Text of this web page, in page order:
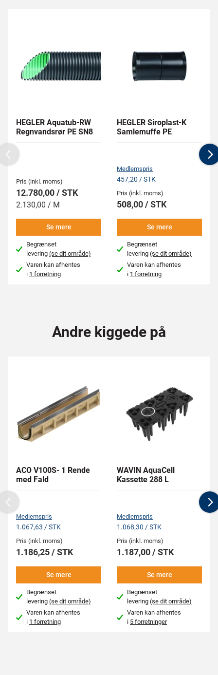
HEGLER Aquatub-RW
Regnvandsrør PE SN8
Pris (inkl. moms)
12.780,00 / STK
2.130,00 / M
Se mere
Begrænset
levering(se dit område)
Varen kan afhentes
i 1 forretning
HEGLER Siroplast-K
Samlemuffe PE
Medlemspris
457,20 / STK
Pris (inkl. moms)
508,00 / STK
Se mere
Begrænset
levering(se dit område)
Varen kan afhentes
i 1 forretning
Previous
Andre kiggede på
ACO V100S- 1 Rende
med Fald
Medlemspris
1.067,63 / STK
Pris (inkl. moms)
1.186,25 / STK
Se mere
Begrænset
levering(se dit område)
Varen kan afhentes
i 1 forretning
WAVIN AquaCell
Kassette 288 L
Medlemspris
1.068,30 / STK
Pris (inkl. moms)
1.187,00 / STK
Se mere
Begrænset
levering(se dit område)
Varen kan afhentes
i 5 forretninger
Previous